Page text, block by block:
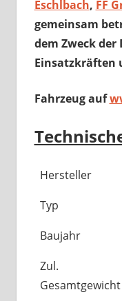
Eschlbach, FF
gemeinsam
dem Zweck
Einsatzkräften
Fahrzeug auf
Hersteller
Typ
Baujahr
Zul.
Gesamtgewicht